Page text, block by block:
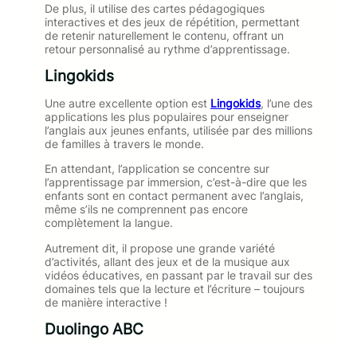
De plus, il utilise des cartes pédagogiques
interactives et des jeux de répétition, permettant
de retenir naturellement le contenu, offrant un
retour personnalisé au rythme d’apprentissage.
Lingokids
Une autre excellente option est Lingokids, l’une des
applications les plus populaires pour enseigner
l’anglais aux jeunes enfants, utilisée par des millions
de familles à travers le monde.
En attendant, l’application se concentre sur
l’apprentissage par immersion, c’est-à-dire que les
enfants sont en contact permanent avec l’anglais,
même s’ils ne comprennent pas encore
complètement la langue.
Autrement dit, il propose une grande variété
d’activités, allant des jeux et de la musique aux
vidéos éducatives, en passant par le travail sur des
domaines tels que la lecture et l’écriture – toujours
de manière interactive !
Duolingo ABC